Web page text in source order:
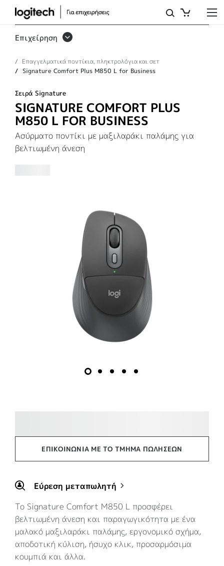
SIGNATURE
COMFORT
PLUS
M850
FOR
BUSINESS
Επιχείρηση
Επαγγελματικά ποντίκια, πληκτρολόγια και σετ
Signature Comfort Plus M850 L for Business
Σειρά Signature
SIGNATURE COMFORT PLUS
M850 L FOR BUSINESS
Ασύρματο ποντίκι με μαξιλαράκι παλάμης για
βελτιωμένη άνεση
ΕΠΙΚΟΙΝΩΝΊΑ ΜΕ ΤΟ ΤΜΉΜΑ ΠΩΛΉΣΕΩΝ
Εύρεση μεταπωλητή
Το Signature Comfort M850 L προσφέρει
βελτιωμένη άνεση και παραγωγικότητα με ένα
μαλακό μαξιλαράκι παλάμης, εργονομικό σχήμα,
αποδοτική κύλιση, ήσυχο κλικ, προσαρμόσιμα
κουμπιά και άλλα.